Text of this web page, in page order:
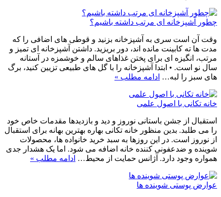
چطور آشپزخانه ای مرتب داشته باشیم؟
وقت آن است سری به آشپزخانه بزنید و قوطی های اضافی را که
مدت ها ته کابینت مانده اند، دور بریزید. داشتن آشپزخانه ای تمیز و
مرتب، انگیزه ای برای پختن غذاهای سالم و خوشمزه در آستانه
سال نو است. • ابتدا آشپزخانه را با گل های طبیعی تزیین کنید، برگ
های سبز را لبه… ادامه مطلب »
خانه تکانی با اصول علمی
استقبال از جشن باستانی نوروز و دید و بازدیدها مقدمات خاص خود
را می طلبد. بدین منظور خانه تکانی بهاره بهترین بهانه برای استقبال
از نوروز است. در این روزها به سبد خرید خانواده ها، محصولات
شوینده و ضدعفونی کننده خانه اضافه می شود. اما یک هشدار جدی
همواره وجود دارد. آژانس حمایت از محیط… ادامه مطلب »
عوارض پوستی شوینده ها